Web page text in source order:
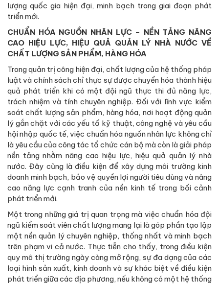
lượng quốc gia hiện đại, minh bạch trong giai đoạn phát
triển mới.
CHUẨN HÓA NGUỒN NHÂN LỰC – NỀN TẢNG NÂNG
CAO HIỆU LỰC, HIỆU QUẢ QUẢN LÝ NHÀ NƯỚC VỀ
CHẤT LƯỢNG SẢN PHẨM, HÀNG HÓA
Trong quản trị công hiện đại, chất lượng của hệ thống pháp
luật và chính sách chỉ thực sự được chuyển hóa thành hiệu
quả phát triển khi có một đội ngũ thực thi đủ năng lực,
trách nhiệm và tính chuyên nghiệp. Đối với lĩnh vực kiểm
soát chất lượng sản phẩm, hàng hóa, nơi hoạt động quản
lý gắn chặt với các yếu tố kỹ thuật, công nghệ và yêu cầu
hội nhập quốc tế, việc chuẩn hóa nguồn nhân lực không chỉ
là yêu cầu của công tác tổ chức cán bộ mà còn là giải pháp
nền tảng nhằm nâng cao hiệu lực, hiệu quả quản lý nhà
nước. Đây cũng là điều kiện để xây dựng môi trường kinh
doanh minh bạch, bảo vệ quyền lợi người tiêu dùng và nâng
cao năng lực cạnh tranh của nền kinh tế trong bối cảnh
phát triển mới.
Một trong những giá trị quan trọng mà việc chuẩn hóa đội
ngũ kiểm soát viên chất lượng mang lại là góp phần tạo lập
một nền quản lý chuyên nghiệp, thống nhất và minh bạch
trên phạm vi cả nước. Thực tiễn cho thấy, trong điều kiện
quy mô thị trường ngày càng mở rộng, sự đa dạng của các
loại hình sản xuất, kinh doanh và sự khác biệt về điều kiện
phát triển giữa các địa phương, nếu không có một hệ thống